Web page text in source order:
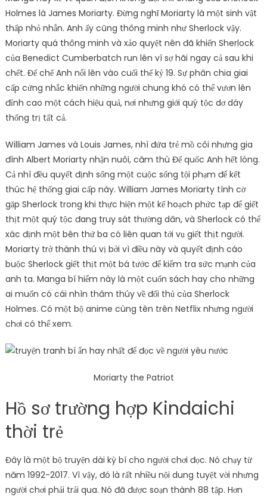
Holmes là James Moriarty. Đừng nghĩ Moriarty là một sinh vật
thấp nhỏ nhắn. Anh ấy cũng thông minh như Sherlock vậy.
Moriarty quá thông minh và xảo quyệt nên đã khiến Sherlock
của Benedict Cumberbatch run lên vì sợ hãi ngay cả sau khi
chết. Đế chế Anh nổi lên vào cuối thế kỷ 19. Sự phân chia giai
cấp cứng nhắc khiến những người chung khó có thể vươn lên
đỉnh cao một cách hiệu quả, nơi nhưng giới quý tộc dơ dáy
thống trị tất cả.
William James và Louis James, nhì đứa trẻ mồ côi nhưng gia
đình Albert Moriarty nhận nuôi, căm thù Đế quốc Anh hết lòng.
Cả nhì đều quyết định sống một cuộc sống tội phạm để kết
thúc hệ thống giai cấp này. William James Moriarty tình cờ
gặp Sherlock trong khi thực hiện một kế hoạch phức tạp để giết
thịt một quý tộc đang truy sát thường dân, và Sherlock có thể
xác định một bên thứ ba có liên quan tới vụ giết thịt người.
Moriarty trở thành thú vị bởi vì điều này và quyết định cáo
buộc Sherlock giết thịt một bá tước để kiểm tra sức mạnh của
anh ta. Manga bí hiểm này là một cuốn sách hay cho những
ai muốn có cái nhìn thâm thúy về đối thủ của Sherlock
Holmes. Có một bộ anime cùng tên trên Netflix nhưng người
chơi có thể xem.
Moriarty the Patriot
Hồ sơ trường hợp Kindaichi
thời trẻ
Đây là một bộ truyện dài kỳ bí cho người chơi đọc. Nó chạy từ
năm 1992-2017. Vì vậy, đó là rất nhiều nội dung tuyệt vời nhưng
người chơi phải trải qua. Nó đã được soạn thành 88 tập. Hơn